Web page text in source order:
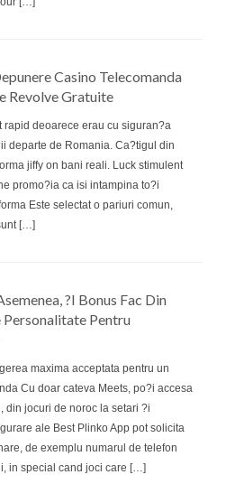
Casino Telecomanda
Revolve Gratuite
rapid deoarece erau cu siguran?a
departe de Romania. Ca?tigul din
jiffy on bani reali. Luck stimulent
promo?ia ca isi intampina to?i
Este selectat o pariuri comun,
[…]
?i Bonus Fac Din
Pentru
maxima acceptata pentru un
Cu doar cateva Meets, po?i accesa
din jocuri de noroc la setari ?i
ale Best Plinko App pot solicita
de exemplu numarul de telefon
in special cand joci care […]